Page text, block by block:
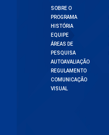
SOBRE O
PROGRAMA
HISTÓRIA
EQUIPE
ÁREAS DE
PESQUISA
AUTOAVALIAÇÃO
REGULAMENTO
COMUNICAÇÃO
VISUAL